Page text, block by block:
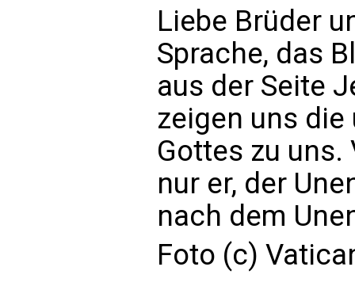
Liebe Brüder
Sprache, das
aus der Seite
zeigen uns
Gottes zu
nur er, der
nach dem
Foto (c)